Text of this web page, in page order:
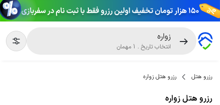
زواره
انتخاب تاریخ .
1 مهمان
رزرو هتل رزرو هتل زواره
رزرو هتل زواره